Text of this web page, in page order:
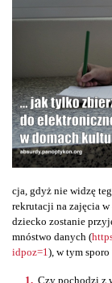
cja, gdyż nie widzę
rekrutacji na zajęcia
dziecko zostanie
mnóstwo danych (
idpoz=1), w tym
Czy pochodzi z